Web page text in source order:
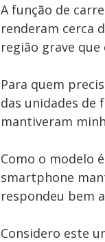
A função de
renderam cerca
região grave
Para quem
das unidades de
mantiveram
Como o modelo
smartphone
respondeu bem
Considero este